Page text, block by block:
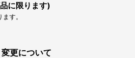
に限ります)
す。
更について